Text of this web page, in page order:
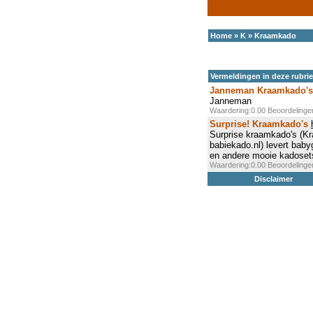
Home » K » Kraamkado
Vermeldingen in deze
Janneman Kraamkado's
Janneman
Waardering:0.00
Surprise! Kraamkado's
Surprise kraamkado's
babiekado.nl) levert
en andere mooie
Waardering:0.00
Disclaimer